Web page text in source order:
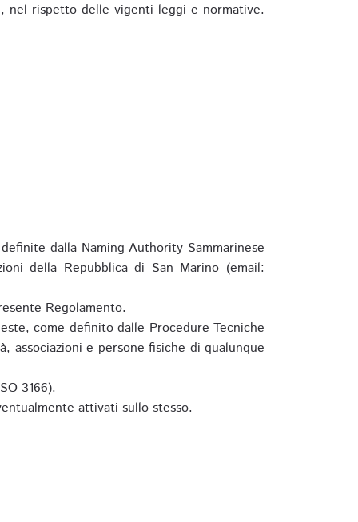
nel rispetto delle vigenti leggi e normative.
dalla Naming Authority Sammarinese
della Repubblica di San Marino (email:
Regolamento.
come definito dalle Procedure Tecniche
associazioni e persone fisiche di qualunque
3166).
attivati sullo stesso.